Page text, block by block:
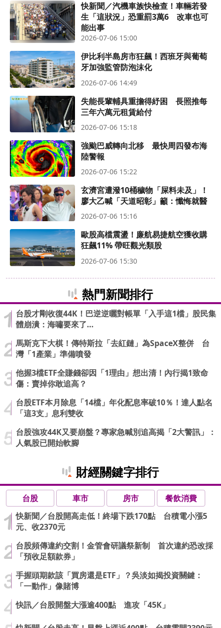
快新聞／汽機車族快檢查！車輛若發
生「這狀況」恐重罰3萬6 改車也可
能出事
2026-07-06 15:00
伊比利半島房市狂飆！西班牙與葡萄
牙加強監管防泡沫化
2026-07-06 14:49
失能長輩輔具重擔得紓困 長照推每
三年六萬元租賃給付
2026-07-06 15:18
強颱巴威轉向北移 最快周四發布海
陸警報
2026-07-06 15:22
玄濟宮遭潑10桶穢物「屎料未及」！
廖大乙喊「天道昭彰」籲：懺悔就醫
2026-07-06 15:16
歐股高檔震盪！廉航易捷航空獲收購
狂飆11% 帶旺觀光類股
2026-07-06 15:30
熱門新聞排行
台股才剛收復44K！巴逆逆曬對帳單「入手這1檔」股民集
體崩潰：海嘯要來了…
馬斯克下大棋！傳特斯拉「去紅鏈」為SpaceX整併 台
灣「1產業」準備噴發
他握3檔ETF全賺錢卻因「1理由」想出清！內行揭1致命
傷：賣掉你敢追高？
台股ETF本月除息「14檔」年化配息率破10％！達人點名
「這3支」息利雙收
台股強攻44K又要崩盤？專家急喊別追高揭「2大警訊」：
人氣股已開始軟腳
財經關鍵字排行
台股 車市 房市
餐飲消費
快新聞／台股開高走低！終場下跌170點 台積電小漲5
元、收2370元
台股頻傳違約交割！金管會研議祭新制 首次違約恐改採
「預收足額款券」
手握頭期款該「買房還是ETF」？吳淡如揭投資關鍵：
「一動作」像賭博
快訊／台股開盤大漲逾400點 進攻「45K」